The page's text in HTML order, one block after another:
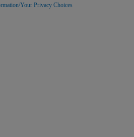
Your Privacy Choices